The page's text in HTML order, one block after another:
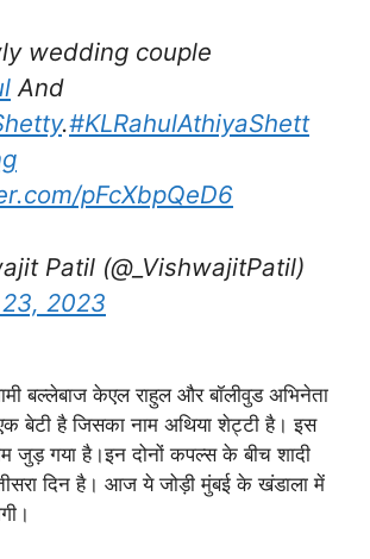
wedding couple
And
.#KLRahulAthiyaShett
pFcXbpQeD6
Patil (@_VishwajitPatil)
2023
बल्लेबाज केएल राहुल और बॉलीवुड अभिनेता
बेटी है जिसका नाम अथिया शेट्टी है। इस
जुड़ गया है।इन दोनों कपल्स के बीच शादी
दिन है। आज ये जोड़ी मुंबई के खंडाला में